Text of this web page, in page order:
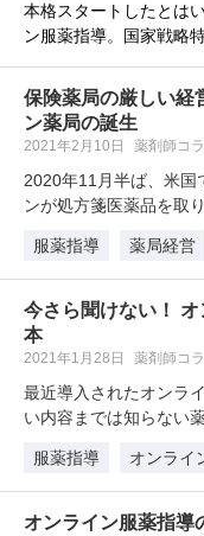
本格スタートしたとは
ン服薬指導。国家戦略
保険薬局の厳しい経
ン薬局の誕生
2021年2月10日 薬剤師コ
2020年11月半ば、米国
ンが処方箋医薬品を取
服薬指導
薬局経営
今さら聞けない！
本
2021年1月28日 薬剤師コ
最近導入されたオンラ
い内容までは知らない
服薬指導
オンライ
オンライン服薬指導